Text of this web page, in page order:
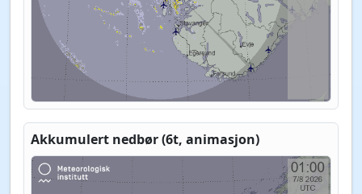
Akkumulert nedbør (6t, animasjon)